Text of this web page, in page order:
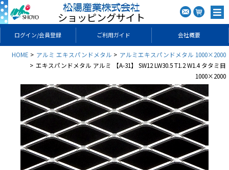
ショッピングサイト
ログイン/会員登録 ご利用ガイド 会社概要
HOME アルミ エキスパンドメタル
アルミエキスパンドメタル 1000×2000
エキスパンドメタル アルミ 【A-31】 SW12 LW30.5 T1.2 W1.4 タタミ目
1000×2000